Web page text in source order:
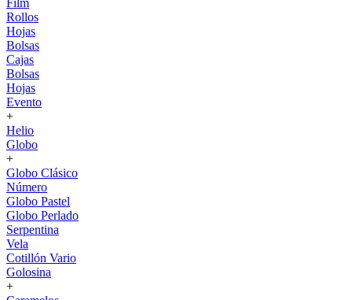
Film
Rollos
Hojas
Bolsas
Cajas
Bolsas
Hojas
Evento
+
Helio
Globo
+
Globo Clásico
Número
Globo Pastel
Globo Perlado
Serpentina
Vela
Cotillón Vario
Golosina
+